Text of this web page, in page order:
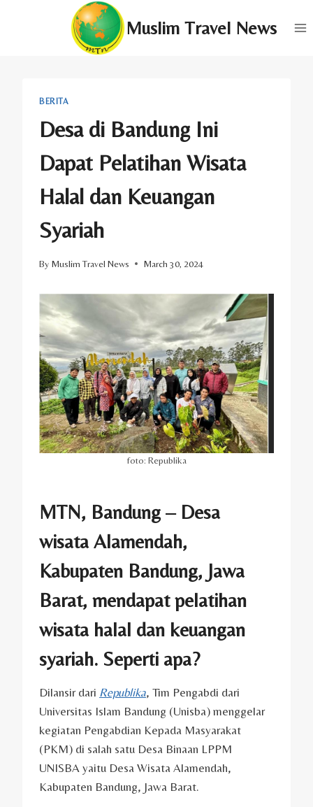
Muslim Travel News
BERITA
Desa di Bandung Ini
Dapat Pelatihan Wisata
Halal dan Keuangan
Syariah
By Muslim Travel News March 30, 2024
foto: Republika
MTN, Bandung – Desa
wisata Alamendah,
Kabupaten Bandung, Jawa
Barat, mendapat pelatihan
wisata halal dan keuangan
syariah. Seperti apa?
Dilansir dari Republika, Tim Pengabdi dari
Universitas Islam Bandung (Unisba) menggelar
kegiatan Pengabdian Kepada Masyarakat
(PKM) di salah satu Desa Binaan LPPM
UNISBA yaitu Desa Wisata Alamendah,
Kabupaten Bandung, Jawa Barat.